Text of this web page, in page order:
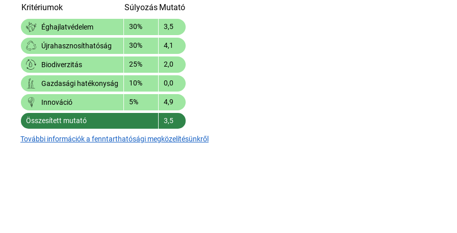
Kritériumok Súlyozás Mutató
Éghajlatvédelem 30% 3,5
Újrahasznosíthatóság 30% 4,1
Biodiverzitás 25% 2,0
Gazdasági hatékonyság 10% 0,0
Innováció 5% 4,9
Összesített mutató 3,5
További információk a fenntarthatósági megközelítésünkről